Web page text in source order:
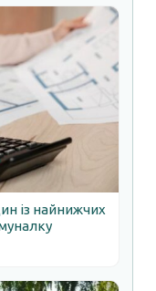
із найнижчих